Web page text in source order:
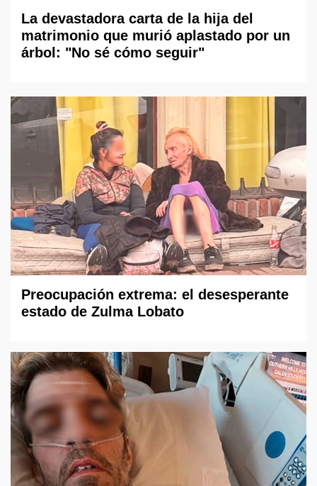
La devastadora carta de la hija del
matrimonio que murió aplastado por un
árbol: "No sé cómo seguir"
Preocupación extrema: el desesperante
estado de Zulma Lobato